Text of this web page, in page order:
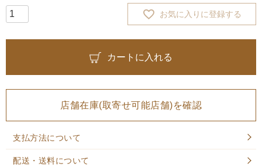
お気に入りに登録する
カートに入れる
店舗在庫(取寄せ可能店舗)を確認
支払方法について
配送・送料について